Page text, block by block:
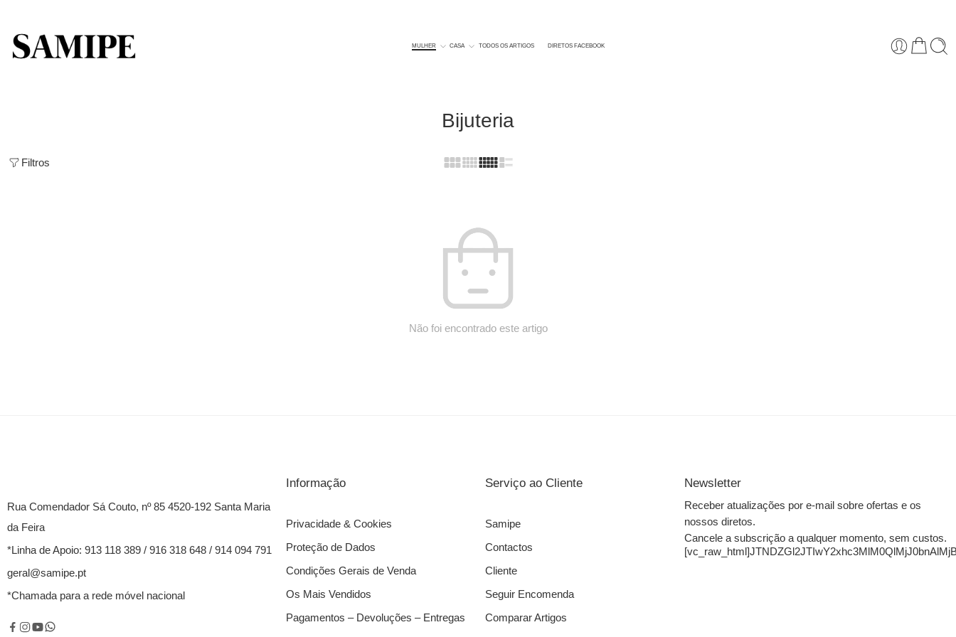
MULHER CASA TODOS OS ARTIGOS DIRETOS FACEBOOK
Bijuteria
Filtros
Não foi encontrado este artigo
Rua Comendador Sá Couto, nº 85 4520-192 Santa Maria
da Feira
*Linha de Apoio: 913 118 389 / 916 318 648 / 914 094 791
geral@samipe.pt
*Chamada para a rede móvel nacional
Informação
Privacidade & Cookies
Proteção de Dados
Condições Gerais de Venda
Os Mais Vendidos
Pagamentos – Devoluções – Entregas
Serviço ao Cliente
Samipe
Contactos
Cliente
Seguir Encomenda
Comparar Artigos
Newsletter
Receber atualizações por e-mail sobre ofertas e os
nossos diretos.
Cancele a subscrição a qualquer momento, sem custos.